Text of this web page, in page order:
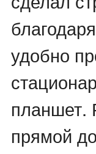
удобно
планшет.
прямой